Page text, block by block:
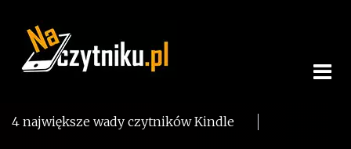
content
4 największe wady czytników Kindle